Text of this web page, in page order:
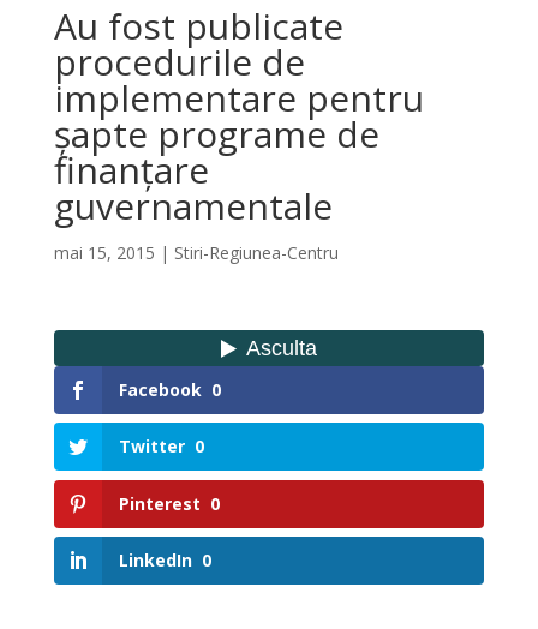
Au fost publicate
procedurile de
implementare pentru
șapte programe de
finanțare
guvernamentale
mai 15, 2015 | Stiri-Regiunea-Centru
Facebook 0
Twitter 0
Pinterest 0
LinkedIn 0